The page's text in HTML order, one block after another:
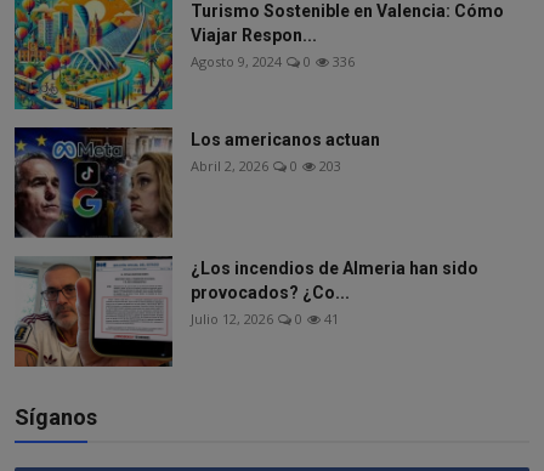
Turismo Sostenible en Valencia: Cómo
Viajar Respon...
Agosto 9, 2024 0 336
Los americanos actuan
Abril 2, 2026 0 203
¿Los incendios de Almeria han sido
provocados? ¿Co...
Julio 12, 2026 0 41
Síganos